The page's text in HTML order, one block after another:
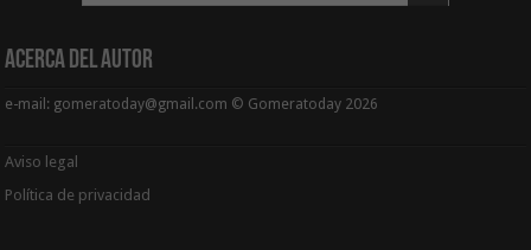
Acerca del Autor
e-mail: gomeratoday@gmail.com © Gomeratoday 2026
Aviso legal
Política de privacidad